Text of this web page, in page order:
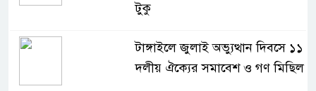
টুকু
টাঙ্গাইলে জুলাই অভ্যুত্থান দিবসে ১১
দলীয় ঐক্যের সমাবেশ ও গণ মিছিল